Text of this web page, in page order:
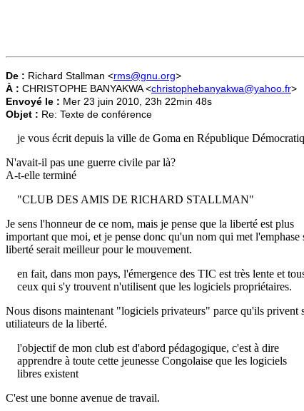
De : Richard Stallman <rms@gnu.org>
À : CHRISTOPHE BANYAKWA <christophebanyakwa@yahoo.fr>
Envoyé le : Mer 23 juin 2010, 23h 22min 48s
Objet : Re: Texte de conférence
je vous écrit depuis la ville de Goma en République
N'avait-il pas une guerre civile par là?
A-t-elle terminé
"CLUB DES AMIS DE RICHARD STALLMAN"
Je sens l'honneur de ce nom, mais je pense que la liberté est plus
important que moi, et je pense donc qu'un nom qui met l'emphase
liberté serait meilleur pour le mouvement.
en fait, dans mon pays, l'émergence des TIC est très lente et
ceux qui s'y trouvent n'utilisent que les logiciels propriétaires.
Nous disons maintenant "logiciels privateurs" parce qu'ils privent
utiliateurs de la liberté.
l'objectif de mon club est d'abord pédagogique, c'est à dire
apprendre à toute cette jeunesse Congolaise que les logiciels
libres existent
C'est une bonne avenue de travail.